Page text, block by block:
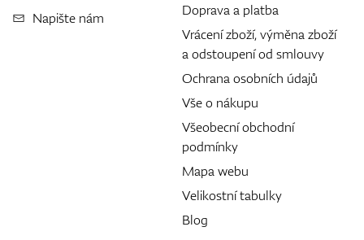
Napište nám
Doprava a platba
Vrácení zboží, výměna zboží
a odstoupení od smlouvy
Ochrana osobních údajů
Vše o nákupu
Všeobecní obchodní
podmínky
Mapa webu
Velikostní tabulky
Blog